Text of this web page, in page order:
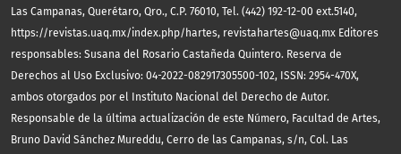
Las Campanas, Querétaro, Qro., C.P. 76010, Tel. (442) 192-12-00 ext.5140,
https://revistas.uaq.mx/index.php/hartes, revistahartes@uaq.mx Editores
responsables: Susana del Rosario Castañeda Quintero. Reserva de
Derechos al Uso Exclusivo: 04-2022-082917305500-102, ISSN: 2954-470X,
ambos otorgados por el Instituto Nacional del Derecho de Autor.
Responsable de la última actualización de este Número, Facultad de Artes,
Bruno David Sánchez Mureddu, Cerro de las Campanas, s/n, Col. Las